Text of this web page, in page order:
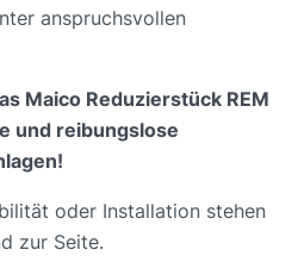
anspruchsvollen
Maico Reduzierstück REM
und reibungslose
oder Installation stehen
zur Seite.